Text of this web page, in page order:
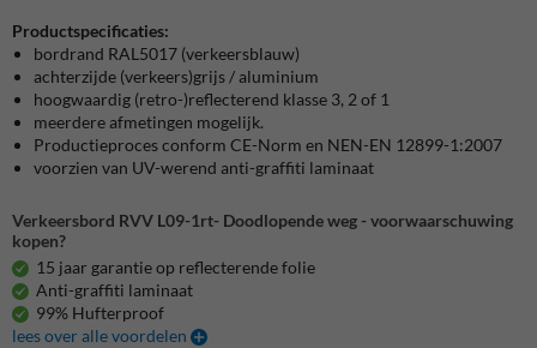
Productspecificaties:
bordrand RAL5017 (verkeersblauw)
achterzijde (verkeers)grijs / aluminium
hoogwaardig (retro-)reflecterend klasse 3, 2 of 1
meerdere afmetingen mogelijk.
Productieproces conform CE-Norm en NEN-EN 12899-1:2007
voorzien van UV-werend anti-graffiti laminaat
Verkeersbord RVV L09-1rt- Doodlopende weg - voorwaarschuwing
kopen?
15 jaar garantie op reflecterende folie
Anti-graffiti laminaat
99% Hufterproof
lees over alle voordelen